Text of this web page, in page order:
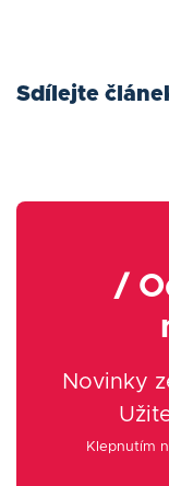
Sdílejte
/
Novinky
Klepnutím